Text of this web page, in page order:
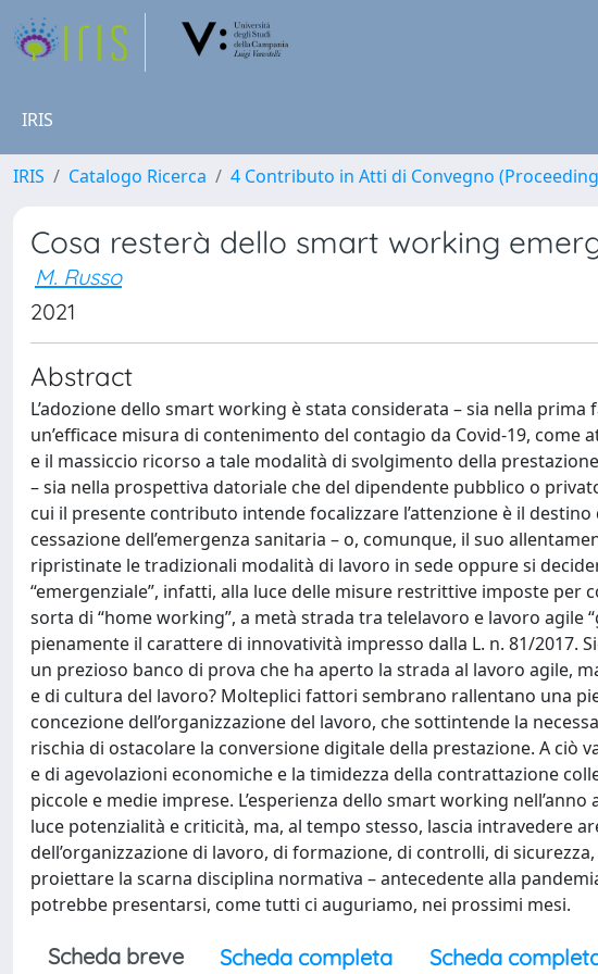
IRIS
IRIS Catalogo Ricerca 4 Contributo in Atti di Convegno
Cosa resterà dello smart working
M. Russo
2021
Abstract
L’adozione dello smart working è stata considerata – sia nella
un’efficace misura di contenimento del contagio da Covid-19,
e il massiccio ricorso a tale modalità di svolgimento della
– sia nella prospettiva datoriale che del dipendente pubblico o
cui il presente contributo intende focalizzare l’attenzione è il
cessazione dell’emergenza sanitaria – o, comunque, il suo
ripristinate le tradizionali modalità di lavoro in sede oppure si
“emergenziale”, infatti, alla luce delle misure restrittive imposte
sorta di “home working”, a metà strada tra telelavoro e lavoro
pienamente il carattere di innovatività impresso dalla L. n. 81/
un prezioso banco di prova che ha aperto la strada al lavoro agile,
e di cultura del lavoro? Molteplici fattori sembrano rallentano una
concezione dell’organizzazione del lavoro, che sottintende la
rischia di ostacolare la conversione digitale della prestazione. A ciò
e di agevolazioni economiche e la timidezza della contrattazione
piccole e medie imprese. L’esperienza dello smart working
luce potenzialità e criticità, ma, al tempo stesso, lascia intravedere
dell’organizzazione di lavoro, di formazione, di controlli, di
proiettare la scarna disciplina normativa – antecedente alla
potrebbe presentarsi, come tutti ci auguriamo, nei prossimi mesi.
Scheda breve Scheda completa Scheda